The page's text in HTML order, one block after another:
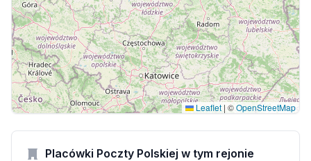
Leaflet | ©OpenStreetMap
Placówki Poczty Polskiej w tym rejonie